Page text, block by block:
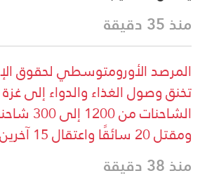
منذ 35 دقيقة
المرصد الأورومتوسطي لحقوق
تخنق وصول الغذاء والدواء إلى
ومقتل 20 سائقًا واعتقال 15 آخرين
منذ 38 دقيقة